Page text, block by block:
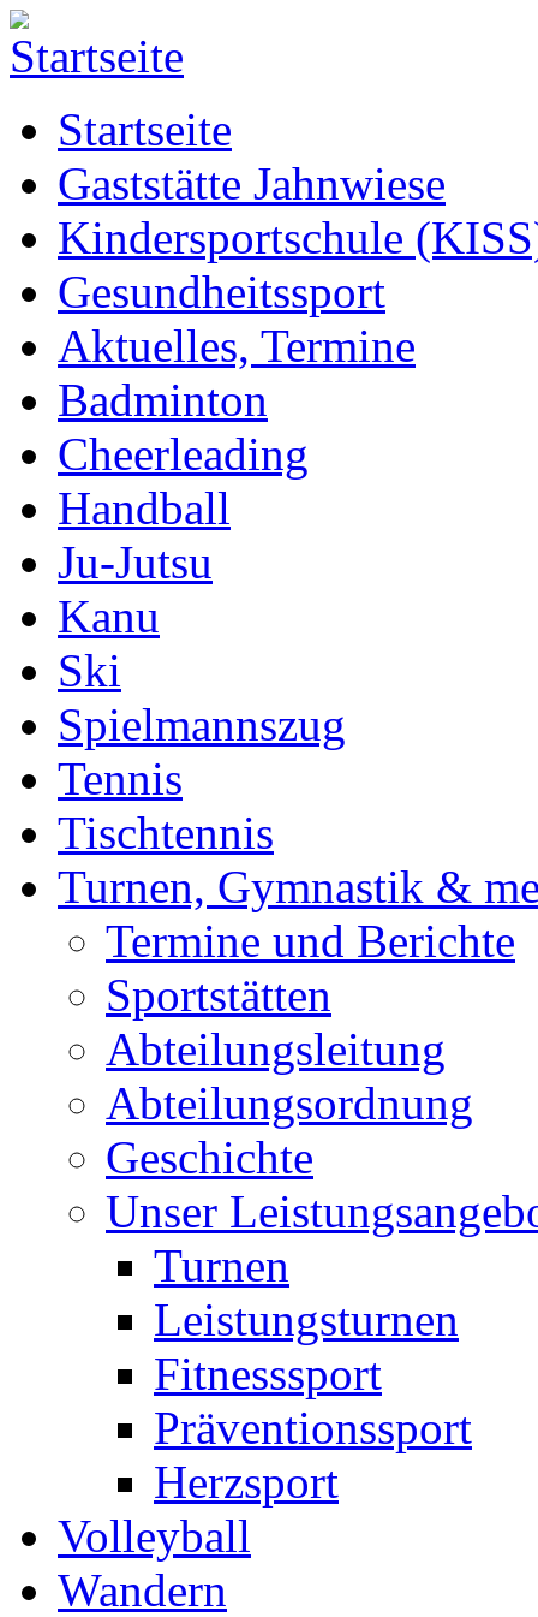
Startseite
Gaststätte Jahnwiese
Kindersportschule
Gesundheitssport
Aktuelles, Termine
Badminton
Cheerleading
Handball
Ju-Jutsu
Kanu
Ski
Spielmannszug
Tennis
Tischtennis
Turnen, Gymnastik &
Termine und Berichte
Sportstätten
Abteilungsleitung
Abteilungsordnung
Geschichte
Unser
Turnen
Leistungsturnen
Fitnesssport
Präventionssport
Herzsport
Volleyball
Wandern